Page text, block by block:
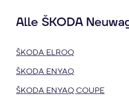
Alle ŠKODA
ŠKODA ELROQ
ŠKODA ENYAQ
ŠKODA ENYAQ COUPE